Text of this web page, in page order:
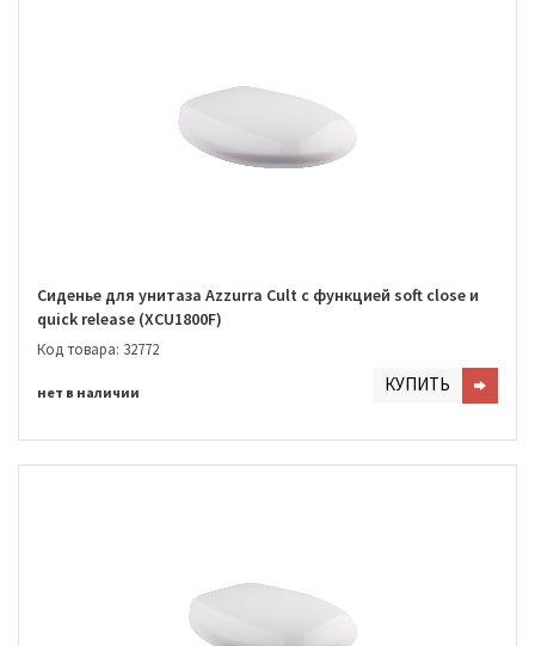
Сиденье для унитаза Azzurra Cult с функцией soft close и
quick release (XCU1800F)
Код товара: 32772
нет в наличии КУПИТЬ